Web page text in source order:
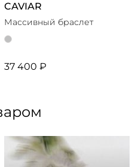
CAVIAR
Массивный браслет
37 400 ₽